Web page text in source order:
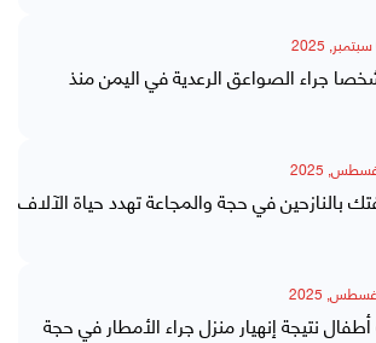
77 شخصا جراء الصواعق الرعدية في اليمن منذ
بالنازحين في حجة والمجاعة تهدد حياة الآلاف
أطفال نتيجة إنهيار منزل جراء الأمطار في حجة